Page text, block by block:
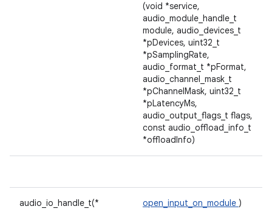
(void *service,
audio_module_handle_t
module, audio_devices_t
*pDevices, uint32_t
*pSamplingRate,
audio_format_t *pFormat,
audio_channel_mask_t
*pChannelMask, uint32_t
*pLatencyMs,
audio_output_flags_t flags,
const audio_offload_info_t
*offloadInfo)
audio_io_handle_t(* open_input_on_module )